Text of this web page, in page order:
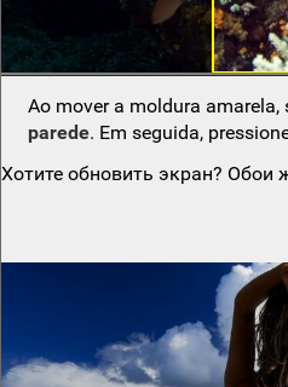
Ao mover a moldura
parede. Em seguida,
Хотите обновить экран? Обои